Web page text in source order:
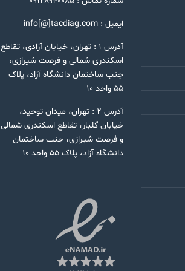
ایمیل : info[@]tacdiag.com
آدرس ۱ : تهران، خیابان آزادی، تقاطع
اسکندری شمالی و فرصت شیرازی،
جنب ساختمان دانشگاه آزاد، پلاک
۵۵ واحد ۱۰
آدرس ۲ : تهران، میدان توحید،
خیابان گلبار، تقاطع اسکندری شمالی
و فرصت شیرازی، جنب ساختمان
دانشگاه آزاد، پلاک ۵۵ واحد ۱۰